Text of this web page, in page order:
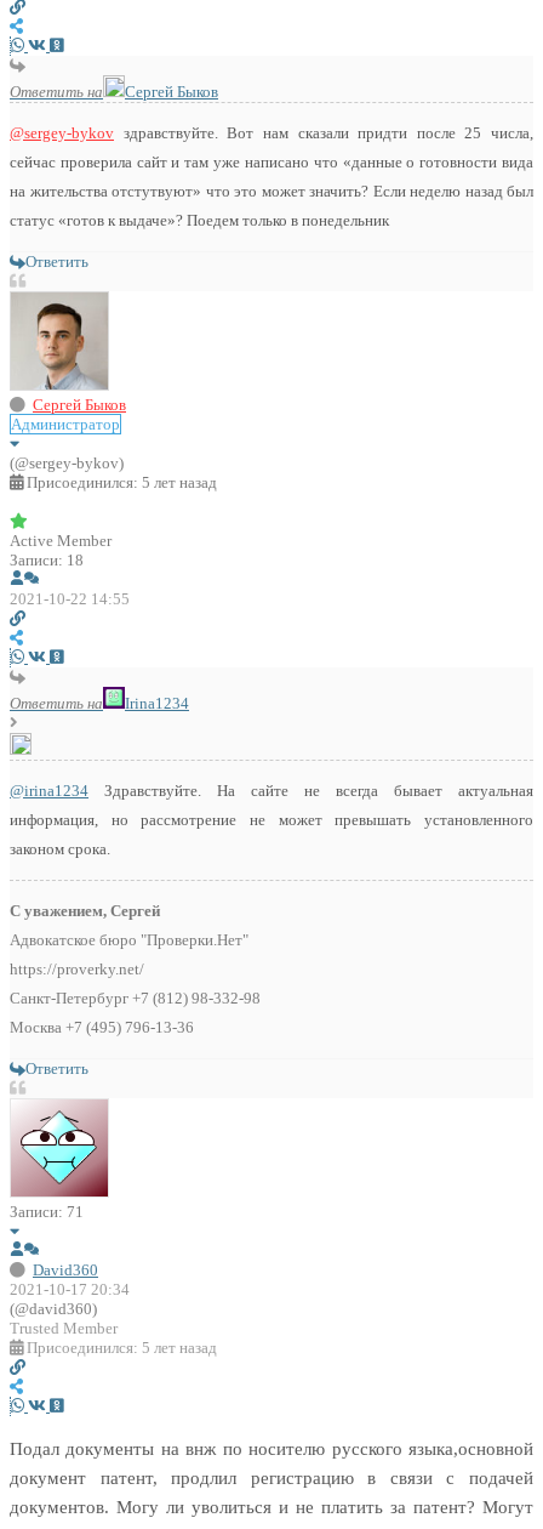
Ответить на Сергей Быков
@sergey-bykov здравствуйте. Вот нам сказали придти после 25 числа,
сейчас проверила сайт и там уже написано что «данные о готовности вида
на жительства отстутвуют» что это может значить? Если неделю назад был
статус «готов к выдаче»? Поедем только в понедельник
Ответить
Сергей Быков
Администратор
(@sergey-bykov)
Присоединился: 5 лет назад
Active Member
Записи: 18
2021-10-22 14:55
Ответить на Irina1234
@irina1234
Здравствуйте. На сайте не всегда бывает актуальная
информация, но рассмотрение не может превышать установленного
законом срока.
С уважением, Сергей
Адвокатское бюро "Проверки.Нет"
https://proverky.net/
Санкт-Петербург +7 (812) 98-332-98
Москва +7 (495) 796-13-36
Ответить
Записи: 71
David360
2021-10-17 20:34
(@david360)
Trusted Member
Присоединился: 5 лет назад
Подал документы на внж по носителю русского языка,основной
документ патент, продлил регистрацию в связи с подачей
документов. Могу ли уволиться и не платить за патент? Могут